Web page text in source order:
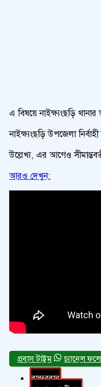
এ বিষয়ে নাইক্ষ্যংছড়ি
নাইক্ষ্যংছড়ি উপজেলা
উল্লেখ্য, এর আগেও
আরও দেখুন:
চ্যানেল
বান্দরবান